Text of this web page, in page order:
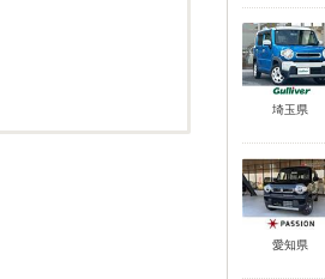
埼玉県
愛知県